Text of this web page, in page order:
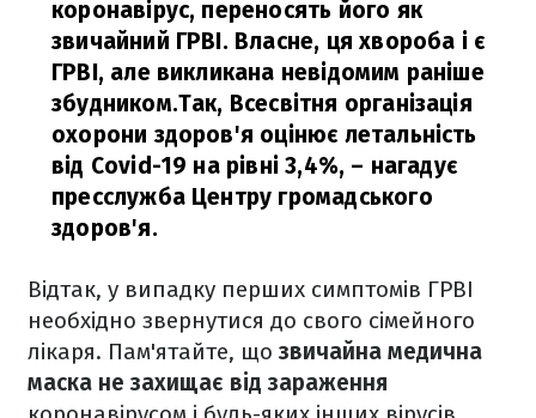
коронавірус, переносять його як
звичайний ГРВІ. Власне, ця хвороба і є
ГРВІ, але викликана невідомим раніше
збудником.Так, Всесвітня організація
охорони здоров'я оцінює летальність
від Covid-19 на рівні 3,4%, – нагадує
пресслужба Центру громадського
здоров'я.
Відтак, у випадку перших симптомів ГРВІ
необхідно звернутися до свого сімейного
лікаря. Пам'ятайте, щозвичайна медична
маска не захищає від зараження